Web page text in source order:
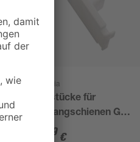
Gardinia
Endstücke für
Vorhangschienen GE
1 weiß 2 Stück
19 €